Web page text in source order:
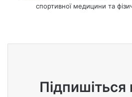
спортивної медицини та
te